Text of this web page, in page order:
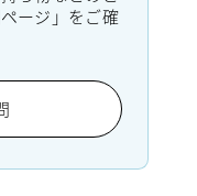
ージ」をご確